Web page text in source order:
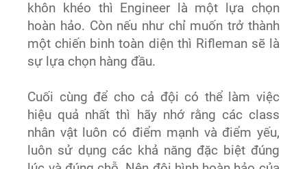
khôn khéo thì Engineer là một lựa chọn
hoàn hảo. Còn nếu như chỉ muốn trở thành
một chiến binh toàn diện thì Rifleman sẽ là
sự lựa chọn hàng đầu.
Cuối cùng để cho cả đội có thể làm việc
hiệu quả nhất thì hãy nhớ rằng các class
nhân vật luôn có điểm mạnh và điểm yếu,
luôn sử dụng các khả năng đặc biệt đúng